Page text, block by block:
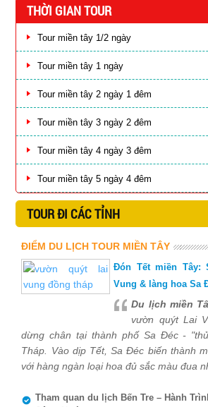
THỜI GIAN TOUR
Tour miền tây 1/2 ngày
Tour miền tây 1 ngày
Tour miền tây 2 ngày 1 đêm
Tour miền tây 3 ngày 2 đêm
Tour miền tây 4 ngày 3 đêm
Tour miền tây 5 ngày 4 đêm
TOUR ĐI CÁC TỈNH
ĐIỂM DU LỊCH TOUR MIỀN TÂY
Đón Tết miền Tây:
Vung & làng hoa Sa
Du lịch miền
vườn quýt Lai
dừng chân tại thành phố Sa Đéc -
Tháp. Vào dịp Tết, Sa Đéc biến thành
với hàng ngàn loại hoa đủ sắc màu đua
Tham quan du lịch Bến Tre – Hành